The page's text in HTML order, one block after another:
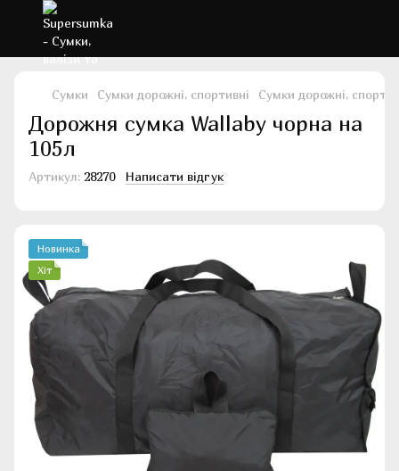
Сумки Сумки дорожні, спортивні Сумки дорожні,
Дорожня сумка Wallaby чорна на
105л
Артикул: 28270 Написати відгук
Новинка
Хіт